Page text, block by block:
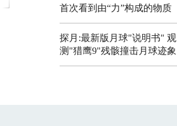
首次看到由“力”构成的物质
探月:最新版月球"说明书" 观
测"猎鹰9"残骸撞击月球迹象